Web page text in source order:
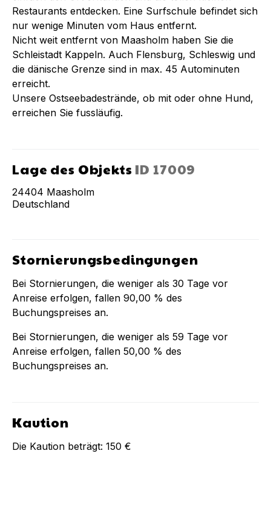
Restaurants entdecken. Eine Surfschule befindet sich
nur wenige Minuten vom Haus entfernt.
Nicht weit entfernt von Maasholm haben Sie die
Schleistadt Kappeln. Auch Flensburg, Schleswig und
die dänische Grenze sind in max. 45 Autominuten
erreicht.
Unsere Ostseebadestrände, ob mit oder ohne Hund,
erreichen Sie fussläufig.
Lage des Objekts ID 17009
24404 Maasholm
Deutschland
Stornierungsbedingungen
Bei Stornierungen, die weniger als 30 Tage vor
Anreise erfolgen, fallen 90,00 % des
Buchungspreises an.
Bei Stornierungen, die weniger als 59 Tage vor
Anreise erfolgen, fallen 50,00 % des
Buchungspreises an.
Kaution
Die Kaution beträgt: 150 €